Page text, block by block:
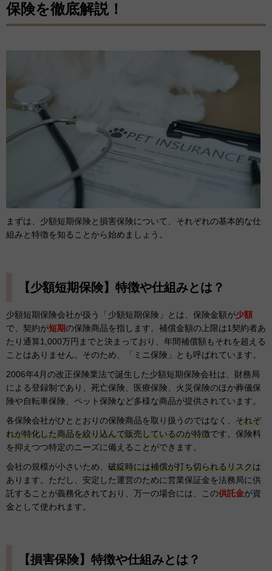
保険を徹底解説！
まずは、少額短期保険と損害保険について、それぞれの基本的な仕
組みと特徴を知ることから始めましょう。
【少額短期保険】特徴や仕組みとは？
少額短期保険会社が扱う「少額短期保険」とは、保険金額が少額
で、契約が短期の保険商品を指します。補償金額の上限は1契約者あ
たり通算1,000万円までと決まっており、年間補償額もそれを超える
ことはありません。そのため、「ミニ保険」とも呼ばれています。
2006年4月の改正保険業法で誕生した少額短期保険会社は、財務局
による登録制であり、死亡保険、医療保険、火災保険のほか葬儀保
険や自転車保険、ペット保険など多様な商品が提供されています。
各保険会社がひととおりの保険商品を取り扱うのではなく、 それぞ
れが特化した商品を絞り込んで販売しているのが特徴です。保険料
を抑えつつ特定のニーズに備えることができます。
会社の規模が小さいため、 破綻時には補償が打ち切られるリスクは
あります。ただし、安定した運営のために営業保証金を法務局に供
託することが義務化されており、万一の場合には、この供託金が資
金として使われます。
【損害保険】特徴や仕組みとは？